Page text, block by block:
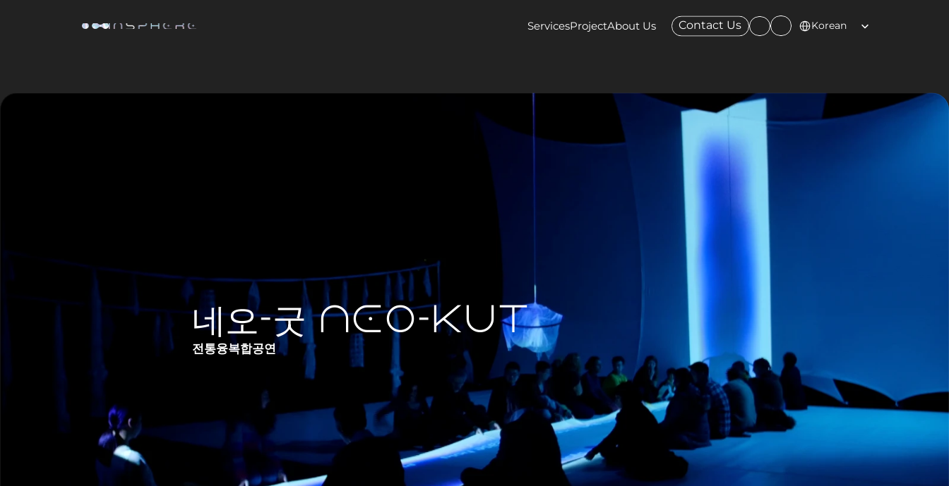
네오-굿 NEO-Kut
전통융복합공연
ServicesProjectAbout Us Contact Us Korean